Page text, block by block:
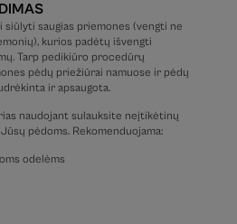
saugias priemones (vengti ne
kurios padėtų išvengti
Tarp pedikiūro procedūrų
pėdų priežiūrai namuose ir pėdų
ir apsaugota.
naudojant sulauksite neįtikėtinų
pėdoms. Rekomenduojama:
odelėms